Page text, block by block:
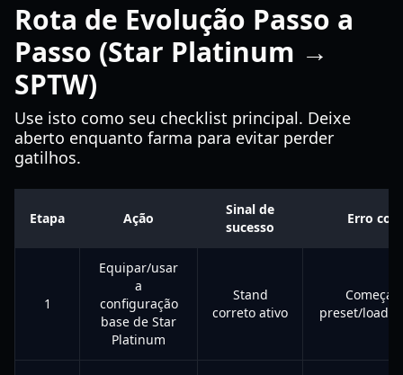
Rota de Evolução Passo a
Passo (Star Platinum →
SPTW)
Use isto como seu checklist principal. Deixe
aberto enquanto farma para evitar perder
gatilhos.
Etapa Ação
Sinal de
sucesso
Erro
1
Equipar/usar
a
configuração
base de Star
Platinum
Stand
correto ativo
Começar
preset/